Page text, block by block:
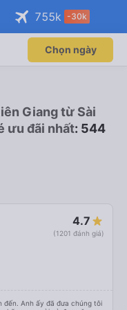
755k -30k
Chọn ngày
Giang từ Sài
ưu đãi nhất: 544
4.7
(1201 đánh giá)
đến. Anh ấy đã đưa chúng tôi